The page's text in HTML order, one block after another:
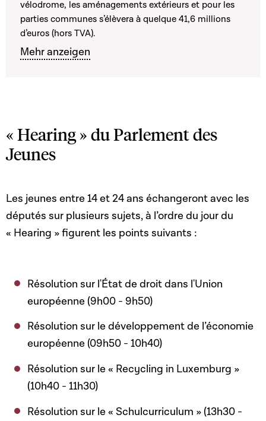
vélodrome, les aménagements extérieurs et pour les
parties communes s’élèvera à quelque 41,6 millions
d’euros (hors TVA).
Mehr anzeigen
« Hearing » du Parlement des
Jeunes
Les jeunes entre 14 et 24 ans échangeront avec les
députés sur plusieurs sujets, à l’ordre du jour du
« Hearing » figurent les points suivants :
Résolution sur l'État de droit dans l'Union
européenne (9h00 - 9h50)
Résolution sur le développement de l’économie
européenne (09h50 - 10h40)
Résolution sur le « Recycling in Luxemburg »
(10h40 - 11h30)
Résolution sur le « Schulcurriculum » (13h30 -